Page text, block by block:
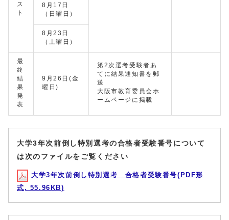
ス
ト
8月17日
（日曜日）
8月23日
（土曜日）
最
終
結
果
発
表
9月26日(金
曜日)
第2次選考受験者あ
てに結果通知書を郵
送
大阪市教育委員会ホ
ームページに掲載
大学3年次前倒し特別選考の合格者受験番号について
は次のファイルをご覧ください
大学3年次前倒し特別選考 合格者受験番号(PDF形
式, 55.96KB)